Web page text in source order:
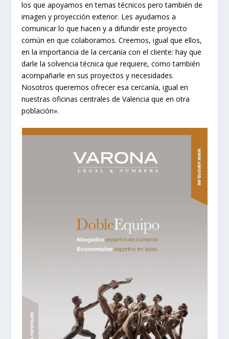
los que apoyamos en temas técnicos pero también de
imagen y proyección exterior. Les ayudamos a
comunicar lo que hacen y a difundir este proyecto
común en que colaboramos. Creemos, igual que ellos,
en la importancia de la cercanía con el cliente: hay que
darle la solvencia técnica que requiere, como también
acompañarle en sus proyectos y necesidades.
Nosotros queremos ofrecer esa cercanía, igual en
nuestras oficinas centrales de Valencia que en otra
población».